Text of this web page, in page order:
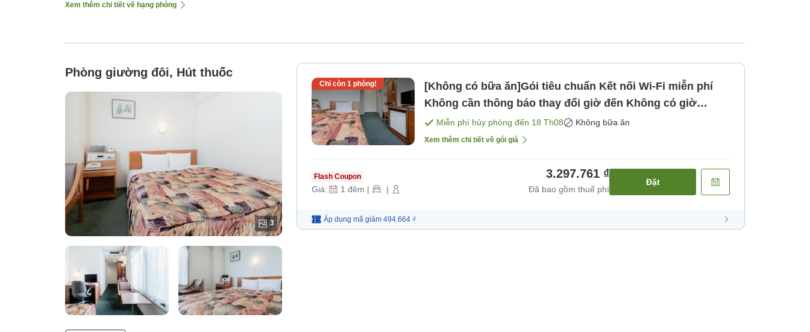
Xem thêm chi tiết về hạng phòng
Phòng giường đôi, Hút thuốc
3
Chỉ còn 1phòng!
[Không có bữa ăn]Gói tiêu chuẩn Kết nối Wi-Fi miễn phí
Không cần thông báo thay đổi giờ đến Không có giờ
[Không bao gồm bữa ăn]
Miễn phí hủy phòng đến 18 Th08 Không bữa ăn
Xem thêm chi tiết về gói giá
Flash Coupon
Giá: 1 đêm | |
3.297.761 ₫
Đã bao gồm thuế phí
Đặt
Áp dụng mã giảm 494.664 ₫